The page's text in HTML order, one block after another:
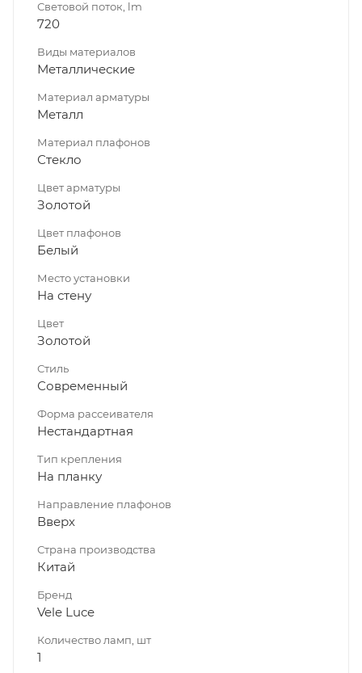
Световой поток, lm
720
Виды материалов
Металлические
Материал арматуры
Металл
Материал плафонов
Стекло
Цвет арматуры
Золотой
Цвет плафонов
Белый
Место установки
На стену
Цвет
Золотой
Стиль
Современный
Форма рассеивателя
Нестандартная
Тип крепления
На планку
Направление плафонов
Вверх
Страна производства
Китай
Бренд
Vele Luce
Количество ламп, шт
1